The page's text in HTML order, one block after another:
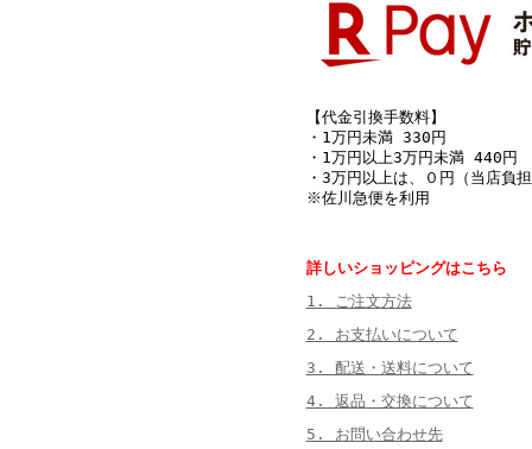
【代金引換手数料】
・1万円未満 330円
・1万円以上3万円未満 440円
・3万円以上は、０円（当店負
※佐川急便を利用
詳しいショッピングはこちら
1. ご注文方法
2. お支払いについて
3. 配送・送料について
4. 返品・交換について
5. お問い合わせ先